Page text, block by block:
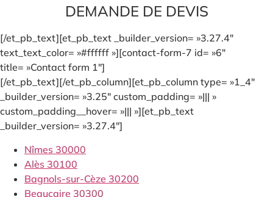
DEMANDE DE DEVIS
[/et_pb_text][et_pb_text _builder_version= »3.27.4″
text_text_color= »#ffffff »][contact-form-7 id= »6″
title= »Contact form 1″]
[/et_pb_text][/et_pb_column][et_pb_column type= »1_4″
_builder_version= »3.25″ custom_padding= »||| »
custom_padding__hover= »||| »][et_pb_text
_builder_version= »3.27.4″]
Nîmes 30000
Alès 30100
Bagnols-sur-Cèze 30200
Beaucaire 30300